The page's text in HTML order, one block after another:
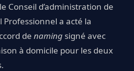
Conseil d’administration de
Professionnel a acté la
de naming signé avec
à domicile pour les deux